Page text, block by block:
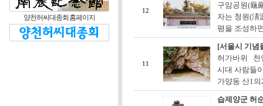
양천허씨대종회 홈페이지
12
구암공원(龜
자는 청원(淸
평을 조성하
11
[서울시 기념
허가바위 천
시대 사람들
가양동 산1
습제양군 허